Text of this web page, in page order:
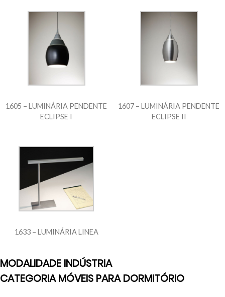
1605 – LUMINÁRIA PENDENTE
ECLIPSE I
1607 – LUMINÁRIA PENDENTE
ECLIPSE II
1633 – LUMINÁRIA LINEA
MODALIDADE INDÚSTRIA
CATEGORIA MÓVEIS PARA DORMITÓRIO